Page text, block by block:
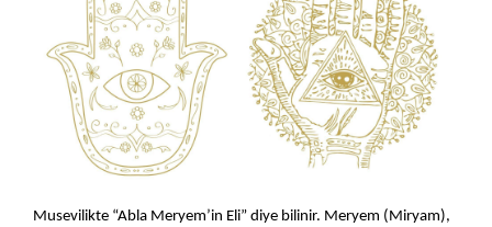
Musevilikte “Abla Meryem’in Eli” diye bilinir. Meryem (Miryam),